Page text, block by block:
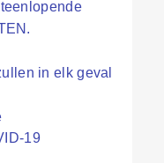
in elk geval
19